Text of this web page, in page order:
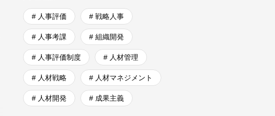
# 人事評価 # 戦略人事
# 人事考課 # 組織開発
# 人事評価制度 # 人材管理
# 人材戦略 # 人材マネジメント
# 人材開発 # 成果主義